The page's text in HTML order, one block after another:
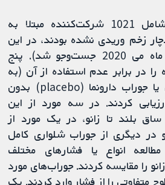
تعداد 13 مطالعه را شامل 1021 شرکت‌کننده مبتلا به
زخم وریدی نشده بودند، در این
مرور وارد کردیم (در ماه می 2020 جست‌وجو شد). پنج
را در برابر عدم استفاده از آن (به
عنوان مثال عدم‌درمان یا جوراب دارونما (placebo) بدون
کردند. در سه مورد از این
بلند تا زانو، در یک مورد از
در دیگری از جوراب شلواری کامل
انواع یا فشارهای مختلف
را مقایسه کردند. جوراب‌های مورد
متفاوتی را از فشار وارد کردند. یک